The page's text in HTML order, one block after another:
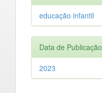
educação infantil
Data de Publicação
2023